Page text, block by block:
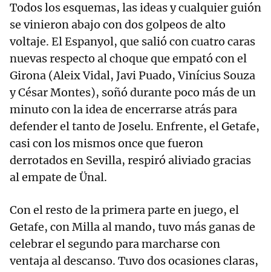
Todos los esquemas, las ideas y cualquier guión
se vinieron abajo con dos golpeos de alto
voltaje. El Espanyol, que salió con cuatro caras
nuevas respecto al choque que empató con el
Girona (Aleix Vidal, Javi Puado, Vinícius Souza
y César Montes), soñó durante poco más de un
minuto con la idea de encerrarse atrás para
defender el tanto de Joselu. Enfrente, el Getafe,
casi con los mismos once que fueron
derrotados en Sevilla, respiró aliviado gracias
al empate de Ünal.
Con el resto de la primera parte en juego, el
Getafe, con Milla al mando, tuvo más ganas de
celebrar el segundo para marcharse con
ventaja al descanso. Tuvo dos ocasiones claras,